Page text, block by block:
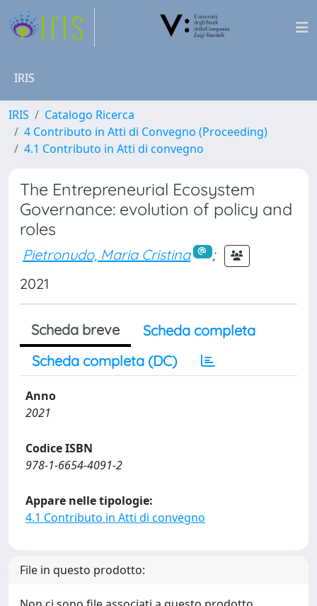
IRIS
IRIS
Catalogo Ricerca
4 Contributo in Atti di Convegno (Proceeding)
4.1 Contributo in Atti di convegno
The Entrepreneurial Ecosystem
Governance: evolution of policy and
roles
Pietronudo, Maria Cristina
;
2021
Scheda breve
Scheda completa
Scheda completa (DC)
Anno
2021
Codice ISBN
978-1-6654-4091-2
Appare nelle tipologie:
4.1 Contributo in Atti di convegno
File in questo prodotto: